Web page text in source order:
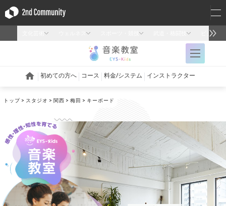
トップ スタジオ 関西 梅田 キーボード